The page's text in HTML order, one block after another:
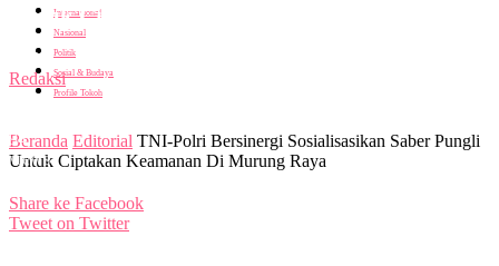
Internasional
Nasional
Politik
Sosial & Budaya
Profile Tokoh
Beranda Editorial TNI-Polri Bersinergi Sosialisasikan Saber Pungli
Untuk Ciptakan Keamanan Di Murung Raya
Untuk Ciptakan Keamanan Di Murung Raya
Oleh
Redaksi
94
views
Share ke Facebook
Tweet on Twitter